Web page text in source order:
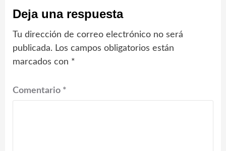
Deja una respuesta
Tu dirección de correo electrónico no será
publicada. Los campos obligatorios están
marcados con *
Comentario *